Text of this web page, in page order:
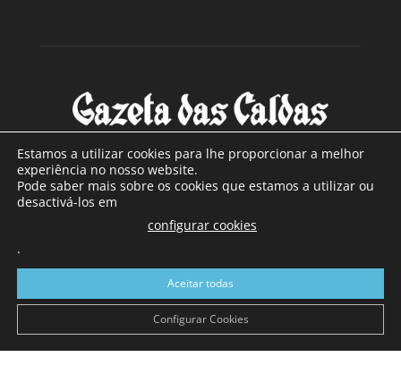
SOBRE NÓS
Com sede nas Caldas da Rainha e mais de 90 anos de
a sul de distrito de Leiria, com mais de 40.000 leitores por
toda a região Oeste. Jornal com distribuição em Portugal
Continental e assinatura online.
Estamos a utilizar cookies para lhe proporcionar a melhor
experiência no nosso website.
Pode saber mais sobre os cookies que estamos a utilizar ou
desactivá-los em
configurar cookies
.
Aceitar todas
Configurar Cookies